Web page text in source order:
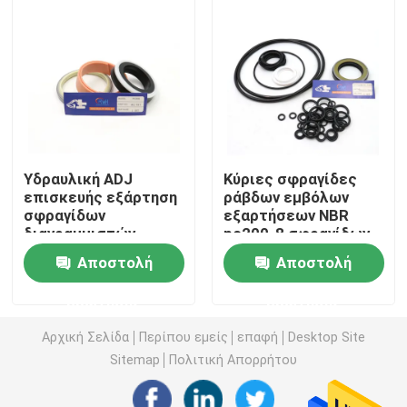
Εξάρτηση σφραγίδων εκσκαφέων
jcb εξάρτηση σφραγίδων
Υδραυλική σφραγίδα ράβδων
Υδραυλικό παρέμβυσμα ελαίου
Υδραυλική σφραγίδα σκόνης
Υδραυλική σφραγίδα εμβόλων
Υδραυλική ADJ
επισκευής εξάρτηση
σφραγίδων
διαγραμμιστών
διαδρομής για τη
KOMATSU PC200
Αποστολή
Κύριες σφραγίδες
ράβδων εμβόλων
εξαρτήσεων NBR
pc200-8 σφραγίδων
της KOMATSU
αντλιών υδραυλικές
Αποστολή
Αρχική Σελίδα Περίπου εμείς επαφή
Desktop Site
Sitemap
Πολιτική Απορρήτου